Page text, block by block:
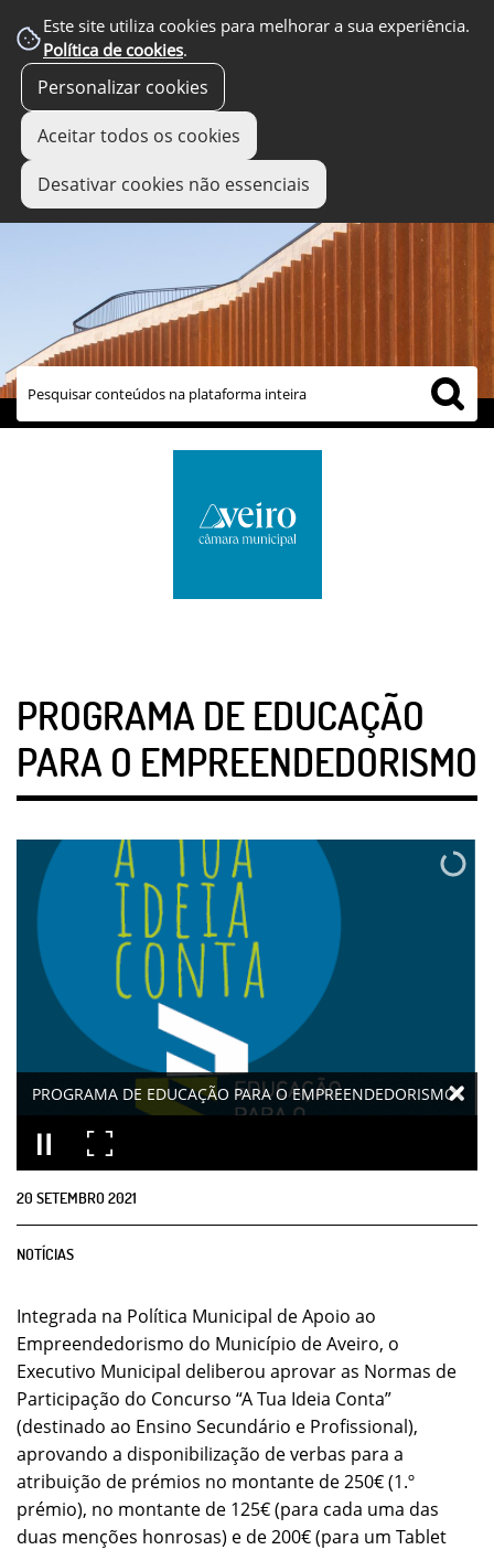
Este site utiliza cookies para melhorar a sua experiência.
Política de cookies.
Personalizar cookies
Aceitar todos os cookies
Desativar cookies não essenciais
links úteis
PROGRAMA DE EDUCAÇÃO
PARA O EMPREENDEDORISMO
PROGRAMA DE EDUCAÇÃO PARA O EMPREENDEDORISMO
20 SETEMBRO2021
NOTÍCIAS
Integrada na Política Municipal de Apoio ao
Empreendedorismo do Município de Aveiro, o
Executivo Municipal deliberou aprovar as Normas de
Participação do Concurso “A Tua Ideia Conta”
(destinado ao Ensino Secundário e Profissional),
aprovando a disponibilização de verbas para a
atribuição de prémios no montante de 250€ (1.º
prémio), no montante de 125€ (para cada uma das
duas menções honrosas) e de 200€ (para um Tablet